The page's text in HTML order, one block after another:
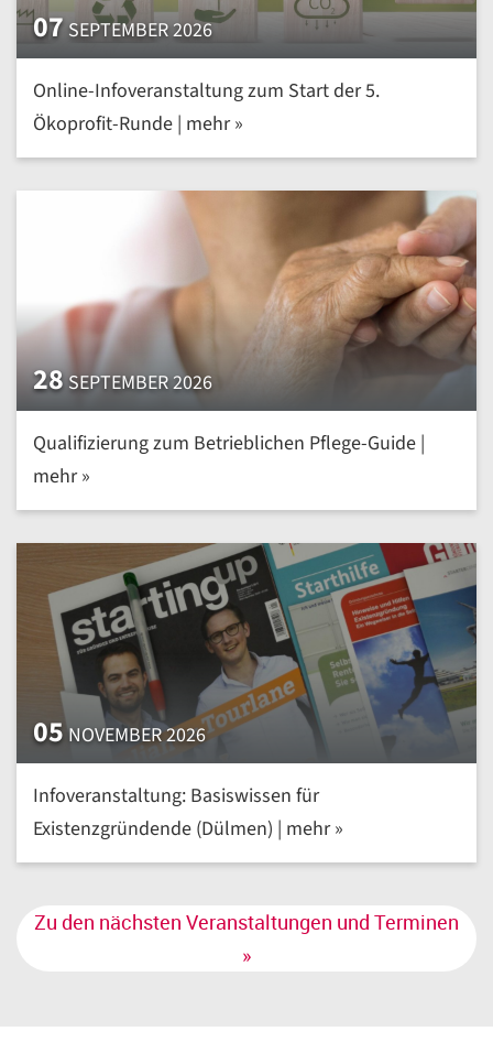
07SEPTEMBER 2026
Online-Infoveranstaltung zum Start der 5.
Ökoprofit-Runde | mehr »
28SEPTEMBER 2026
Qualifizierung zum Betrieblichen Pflege-Guide |
mehr »
05 NOVEMBER 2026
Infoveranstaltung: Basiswissen für
Existenzgründende (Dülmen) | mehr »
Zu den nächsten Veranstaltungen und Terminen
»